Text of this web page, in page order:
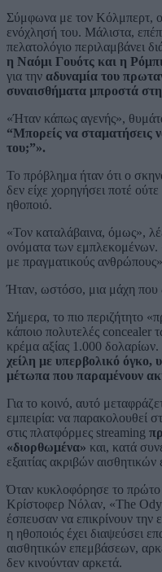
Σύμφωνα με τον Κόλμπερτ,
ενόχλησή του. Μάλιστα,
πελατολόγιο περιλαμβάνει
η Ναόμι Γουότς και η
για την αδυναμία του
συναισθήματα μπροστά
«Ήταν κάπως αγενής»,
“Μπορείς να σταματήσεις
του;”».
Το πρόβλημα ήταν ότι ο
δεν είχε χορηγήσει ποτέ
ηθοποιό.
«Τον καταλάβαινα, όμως»,
ονόματα των εμπλεκομένων.
με πραγματικούς
Ήταν, ωστόσο, μια μάχη που
Σήμερα, το πιο περιζήτητο
κάποιο πολυτελές concealer
κρέμα αξίας 1.000 δολαρίων.
χείλη με υπερβολικό όγκο,
μέτωπα που παραμένουν
Για το κοινό, αυτό
εμπειρία: να παρακολουθεί
στις πλατφόρμες streaming
«διορθωμένα» και, κατά
εξαιτίας ακριβών
Όταν κυκλοφόρησε το πρώτο
Κρίστοφερ Νόλαν, «The
έσπευσαν να επικρίνουν την
η ηθοποιός έχει διαψεύσει
αισθητικών επεμβάσεων,
δεν κινούνταν αρκετά.